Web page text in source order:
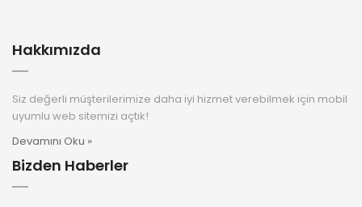
Hakkımızda
Siz değerli müşterilerimize daha iyi hizmet verebilmek için mobil
uyumlu web sitemizi açtık!
Devamını Oku »
Bizden Haberler